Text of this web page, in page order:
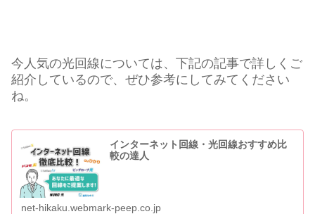
今人気の光回線については、下記の記事で詳しくご
紹介しているので、ぜひ参考にしてみてください
ね。
インターネット回線・光回線おすすめ比
較の達人
net-hikaku.webmark-peep.co.jp